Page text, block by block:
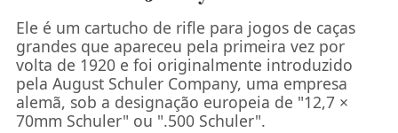
Ele é um cartucho de rifle para jogos de caças
grandes que apareceu pela primeira vez por
volta de 1920 e foi originalmente introduzido
pela August Schuler Company, uma empresa
alemã, sob a designação europeia de "12,7 ×
70mm Schuler" ou ".500 Schuler".